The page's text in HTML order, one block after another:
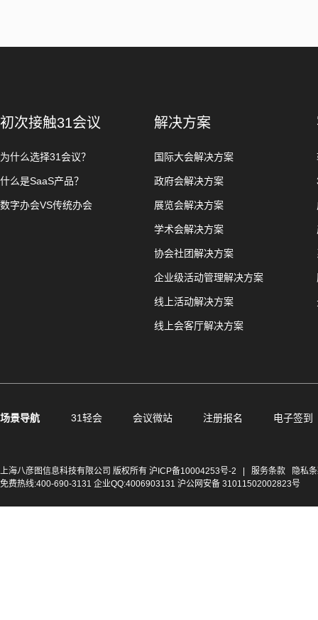
初次接触31会议
为什么选择31会议？
什么是SaaS产品？
数字办会VS传统办会
解决方案
国际大会解决方案
政府会解决方案
展览会解决方案
学术会解决方案
协会社团解决方案
企业级活动管理解决方案
线上活动解决方案
线上会客厅解决方案
场景导航 31轻会 会议微站 注册报名 电子签到
上海八彦图信息科技有限公司 版权所有 沪ICP备10004253号-2 服务条款
隐私
免费热线:400-690-3131 企业QQ:4006903131 沪公网安备 31011502002823号